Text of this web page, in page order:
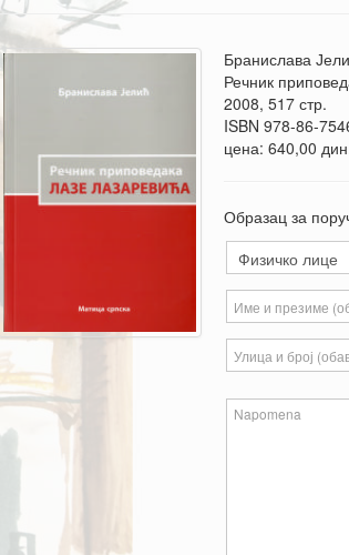
Бранислава
Речник
2008, 517 стр.
ISBN 978-86-
цена: 640,00
Образац за